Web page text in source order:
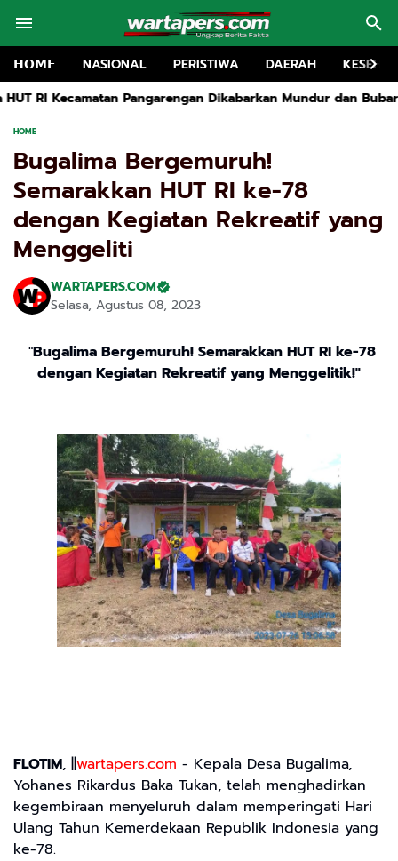
𝗛𝗢𝗠𝗘 NASIONAL PERISTIWA DAERAH
Dikabarkan Mundur dan Bubarkan Kepanitiaan,
HOME
Bugalima Bergemuruh!
Semarakkan HUT RI ke-78
dengan Kegiatan Rekreatif yang
Menggeliti
WARTAPERS.COM
Selasa, Agustus 08, 2023
"Bugalima Bergemuruh! Semarakkan HUT RI ke-78
dengan Kegiatan Rekreatif yang Menggelitik!"
FLOTIM, ||wartapers.com - Kepala Desa Bugalima,
Yohanes Rikardus Baka Tukan, telah menghadirkan
kegembiraan menyeluruh dalam memperingati Hari
Ulang Tahun Kemerdekaan Republik Indonesia yang
ke-78.